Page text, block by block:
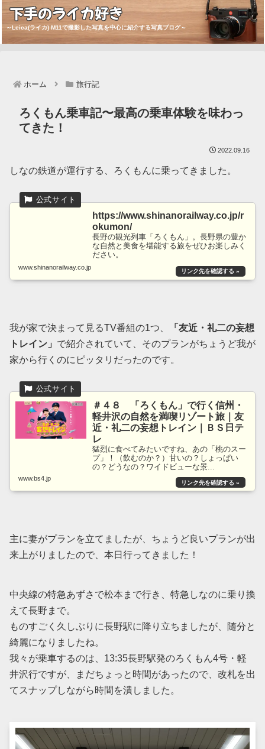
下手のライカ好き
～Leica(ライカ) M11で撮影した写真を中心に紹介する写真ブログ～
ホーム 旅行記
ろくもん乗車記〜最高の乗車体験を味わっ
てきた！
2022.09.16
しなの鉄道が運行する、ろくもんに乗ってきました。
https://www.shinanorailway.co.jp/r
okumon/
長野の観光列車「ろくもん」。長野県の豊か
な自然と美食を堪能する旅をぜひお楽しみく
ださい。
www.shinanorailway.co.jp
我が家で決まって見るTV番組の1つ、
「友近・礼二の妄想
トレイン」 で紹介されていて、そのプランがちょうど我が
家から行くのにピッタリだったのです。
＃４８ 「ろくもん」で行く信州・
軽井沢の自然を満喫リゾート旅｜友
近・礼二の妄想トレイン｜ＢＳ日テ
レ
猛烈に食べてみたいですね、あの「桃のスー
プ」！（飲むのか？）甘いの？しょっぱい
の？どうなの？ワイドビューな景...
www.bs4.jp
主に妻がプランを立てましたが、ちょうど良いプランが出
来上がりましたので、本日行ってきました！
中央線の特急あずさで松本まで行き、特急しなのに乗り換
えて長野まで。
ものすごく久しぶりに長野駅に降り立ちましたが、随分と
綺麗になりましたね。
我々が乗車するのは、13:35長野駅発のろくもん4号・軽
井沢行ですが、まだちょっと時間があったので、改札を出
てスナップしながら時間を潰しました。